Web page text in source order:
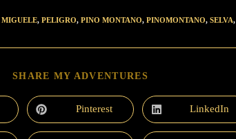
MIGUELE, PELIGRO, PINO MONTANO, PINOMONTANO, SELVA,
SHARE MY ADVENTURES
Pinterest LinkedIn